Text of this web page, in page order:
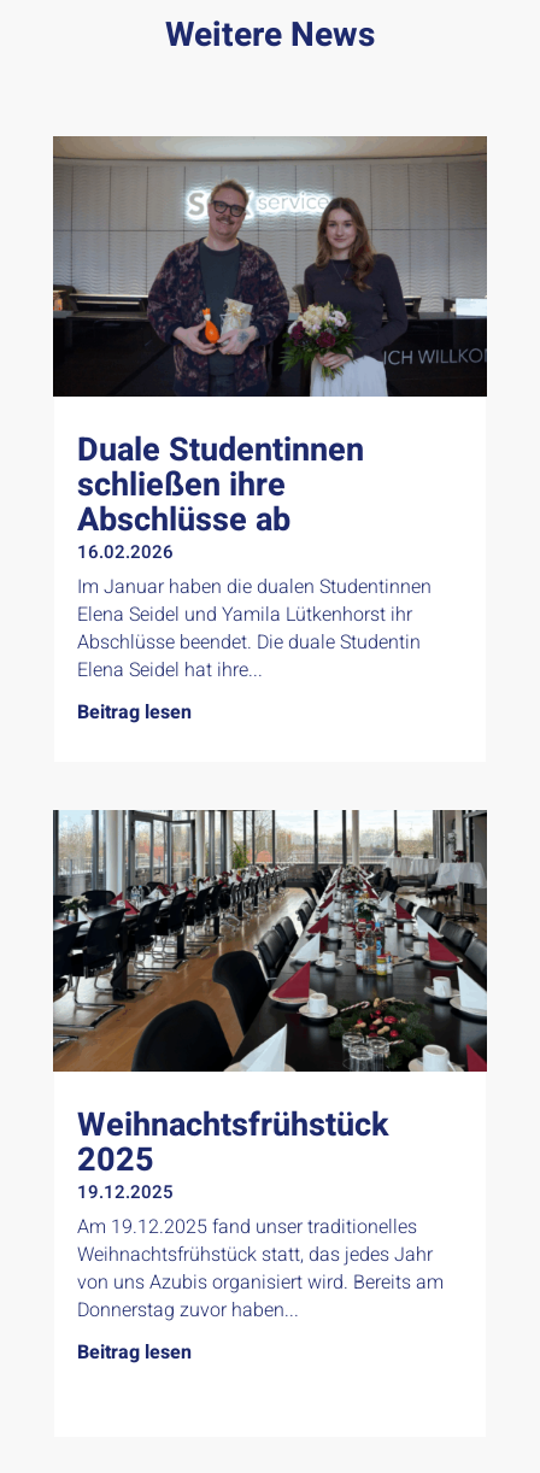
Weitere News
Duale Studentinnen
schließen ihre
Abschlüsse ab
16.02.2026
Im Januar haben die dualen Studentinnen
Elena Seidel und Yamila Lütkenhorst ihr
Abschlüsse beendet. Die duale Studentin
Elena Seidel hat ihre...
Beitrag lesen
Weihnachtsfrühstück
2025
19.12.2025
Am 19.12.2025 fand unser traditionelles
Weihnachtsfrühstück statt, das jedes Jahr
von uns Azubis organisiert wird. Bereits am
Donnerstag zuvor haben...
Beitrag lesen